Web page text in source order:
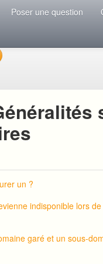
Poser une question
un ?
indisponible lors
garé et un sous-